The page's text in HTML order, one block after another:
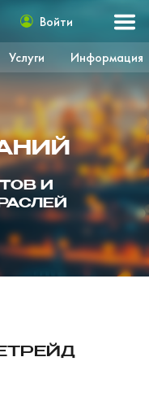
Услуги Информация
Войти
И